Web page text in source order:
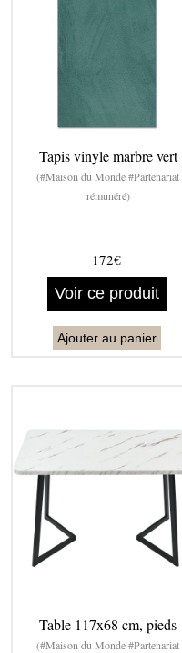
Tapis vinyle marbre vert
(#Maison du Monde #Partenariat
rémunéré)
172€
Voir ce produit
Ajouter au panier
Table 117x68 cm, pieds
(#Maison du Monde #Partenariat